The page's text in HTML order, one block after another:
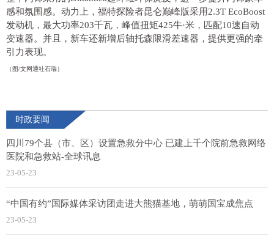
感和氛围感。动力上，福特探险者昆仑巅峰版采用2.3T EcoBoost
发动机，最大功率203千瓦，峰值扭矩425牛·米，匹配10速自动
变速器。并且，新车还新增后轴托森限滑差速器，提供更强的牵
引力表现。
（图/文网通社石瑞）
时政要闻
四川79个县（市、区）设置急救分中心 已建上千个院前急救网络
医院和急救站-全球讯息
23-05-23
“中国有约”国际媒体采访团走进大熊猫基地，萌萌国宝成焦点
23-05-23